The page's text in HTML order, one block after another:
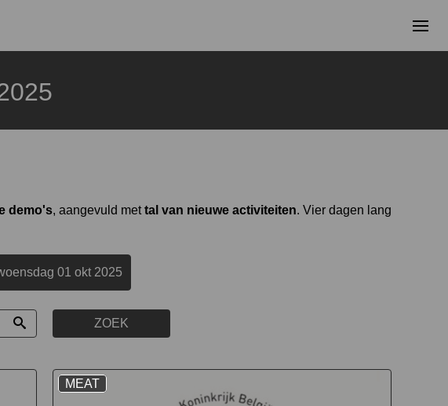
demo's, aangevuld mettal van nieuwe activiteiten. Vier dagen lang
01 okt 2025
ZOEK
MEAT